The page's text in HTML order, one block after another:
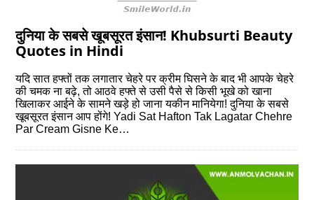
दुनिया के सबसे खूबसूरत इंसान! Khubsurti Beauty
Quotes in Hindi
यदि सात हफ्तों तक लगातार चेहरे पर क्रीम घिसने के बाद भी आपके चेहरे
की चमक ना बढ़े, तो आठवे हफ्ते से उसी पैसे से किसी भूखे को खाना
खिलाकर आईने के सामने खड़े हो जाना यकीन मानियेगा! दुनिया के सबसे
खूबसूरत इंसान आप होंगे! Yadi Sat Hafton Tak Lagatar Chehre
Par Cream Gisne Ke…